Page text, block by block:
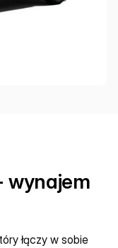
wynajem
łączy w sobie